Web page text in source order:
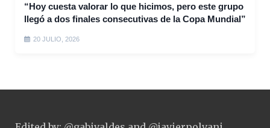
“Hoy cuesta valorar lo que hicimos, pero este grupo
llegó a dos finales consecutivas de la Copa Mundial”
20 JULIO, 2026